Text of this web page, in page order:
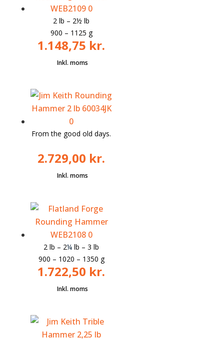
2 lb – 2½ lb
900 – 1125 g
1.148,75 kr.
From the good old days.
2.729,00 kr.
2 lb – 2¼lb – 3 lb
900 – 1020 – 1350 g
1.722,50 kr.